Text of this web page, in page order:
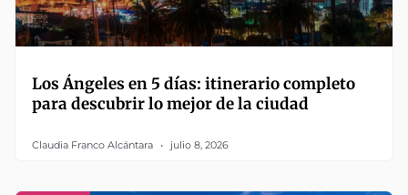
Los Ángeles en 5 días: itinerario completo
para descubrir lo mejor de la ciudad
Claudia Franco Alcántara julio 8, 2026